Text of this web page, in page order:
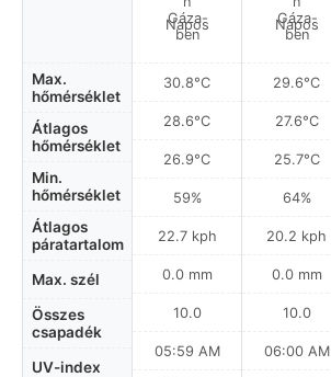
Max.
hőmérséklet
Átlagos
hőmérséklet
Min.
hőmérséklet
Átlagos
páratartalom
Max. szél
Összes
csapadék
UV-index
Napos
30.8°C
28.6°C
26.9°C
59%
22.7 kph
0.0 mm
10.0
05:59 AM
Napos
29.6°C
27.6°C
25.7°C
64%
20.2 kph
0.0 mm
10.0
06:00 AM